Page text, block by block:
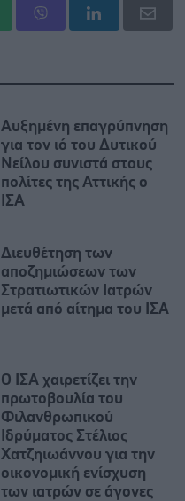
Αυξημένη επαγρύπνηση
για τον ιό του Δυτικού
Νείλου συνιστά στους
πολίτες της Αττικής ο
ΙΣΑ
Διευθέτηση των
αποζημιώσεων των
Στρατιωτικών Ιατρών
μετά από αίτημα του ΙΣΑ
Ο ΙΣΑ χαιρετίζει την
πρωτοβουλία του
Φιλανθρωπικού
Ιδρύματος Στέλιος
Χατζηιωάννου για την
οικονομική ενίσχυση
των ιατρών σε άγονες